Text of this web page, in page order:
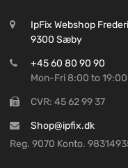
IpFix Webshop
9300 Sæby
+45 60 80 90 90
Mon-Fri 8:00 to 19:00
CVR: 45 62 99 37
Shop@ipfix.dk
Reg. 9070 Konto.